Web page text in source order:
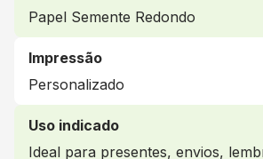
Papel Semente Redondo
Impressão
Personalizado
Uso indicado
Ideal para presentes, envios,